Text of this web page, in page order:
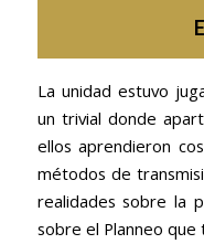
La unidad estuvo
un trivial donde
ellos aprendieron
métodos de
realidades sobre la
sobre el Planneo que